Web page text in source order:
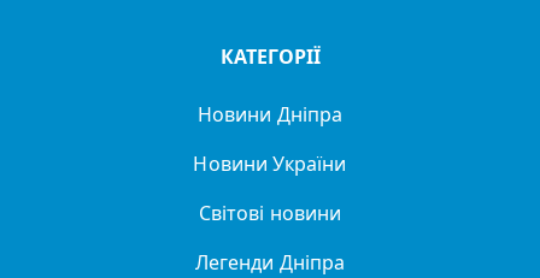
КАТЕГОРІЇ
Новини Дніпра
Новини України
Світові новини
Легенди Дніпра